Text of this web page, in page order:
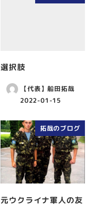
選択肢
【代表】船田拓哉
2022-01-15
拓哉のブログ
元ウクライナ軍人の友